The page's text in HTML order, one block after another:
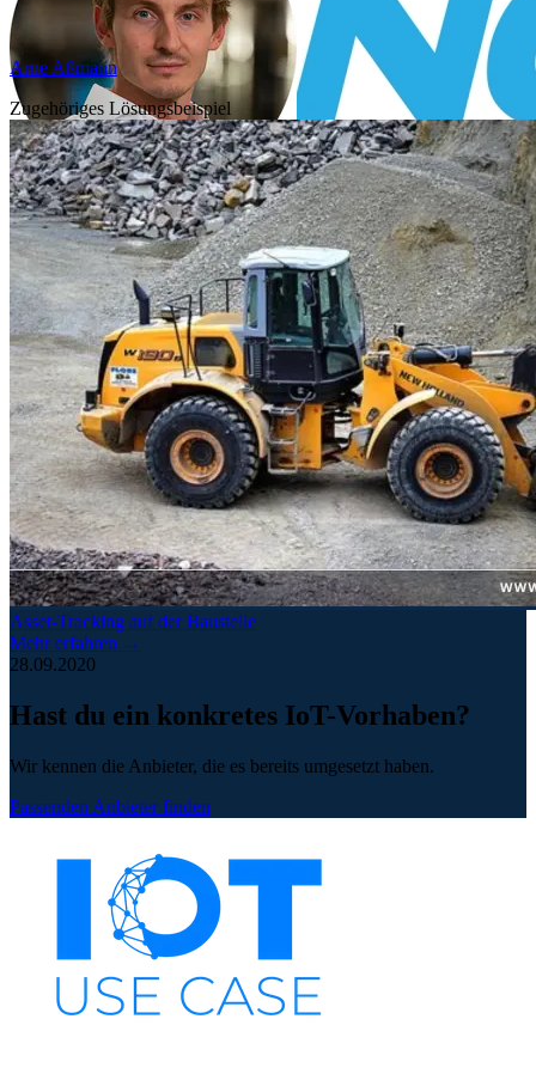
Arne Aßmann
Zugehöriges Lösungsbeispiel
Asset-Tracking auf der Baustelle
Mehr erfahren →
28.09.2020
Hast du ein konkretes IoT-Vorhaben?
Wir kennen die Anbieter, die es bereits umgesetzt haben.
Passenden Anbieter finden